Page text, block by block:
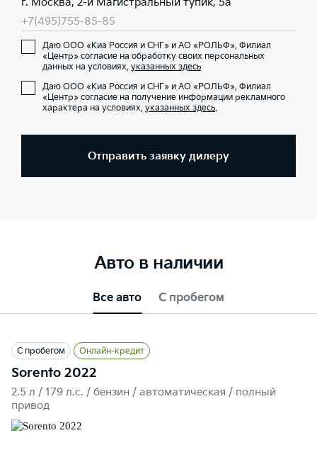
+7(495)755-85-85
Даю ООО «Киа Россия и СНГ» и АО «РОЛЬФ», Филиал
«Центр» согласие на обработку своих персональных
данных на условиях, указанных здесь
Даю ООО «Киа Россия и СНГ» и АО «РОЛЬФ», Филиал
«Центр» согласие на получение информации рекламного
характера на условиях, указанных здесь.
Отправить заявку дилеру
Авто в наличии
Все авто С пробегом
С пробегом Онлайн-кредит
Sorento 2022
2.5 л / 179 л.c. / бензин / автоматическая / полный
привод